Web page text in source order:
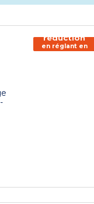
150€ de
réduction
en réglant en
chèque